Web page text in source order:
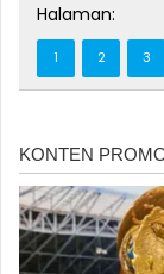
Halaman:
1 2 3